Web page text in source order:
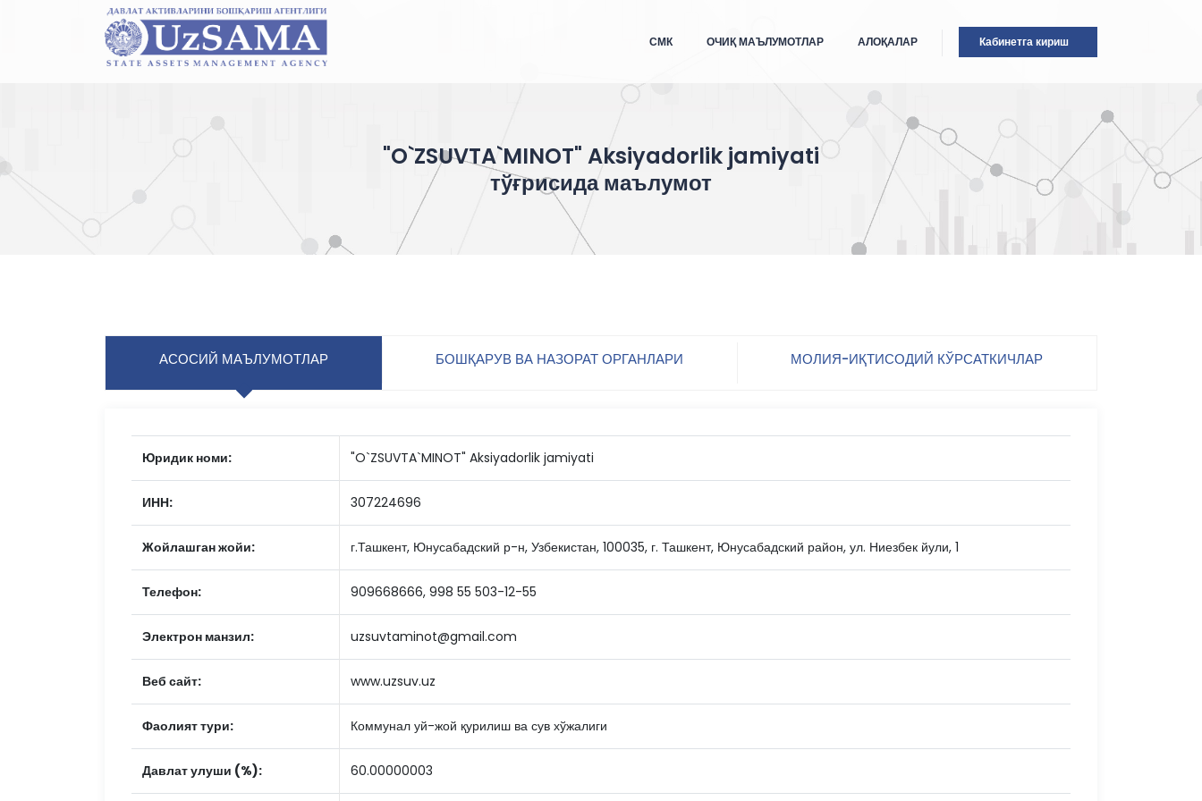
Кабинетга кириш
СМК ОЧИҚ МАЪЛУМОТЛАР АЛОҚАЛАР
"O`ZSUVTA`MINOT" Aksiyadorlik jamiyati
тўғрисида маълумот
АСОСИЙ МАЪЛУМОТЛАР БОШҚАРУВ ВА НАЗОРАТ ОРГАНЛАРИ МОЛИЯ-ИҚТИСОДИЙ КЎРСАТКИЧЛАР
Юридик номи: "O`ZSUVTA`MINOT" Aksiyadorlik jamiyati
ИНН: 307224696
Жойлашган жойи: г.Ташкент, Юнусабадский р-н, Узбекистан, 100035, г. Ташкент, Юнусабадский район, ул. Ниезбек йули, 1
Телефон: 909668666, 998 55 503-12-55
Электрон манзил: uzsuvtaminot@gmail.com
Веб сайт: www.uzsuv.uz
Фаолият тури: Коммунал уй-жой қурилиш ва сув хўжалиги
Давлат улуши (%): 60.00000003